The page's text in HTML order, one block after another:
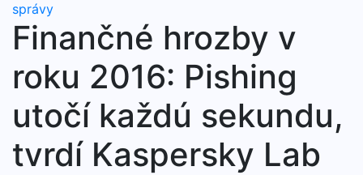
správy
Finančné hrozby v
roku 2016: Pishing
utočí každú sekundu,
tvrdí Kaspersky Lab